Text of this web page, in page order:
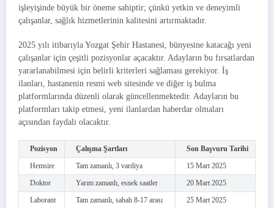
işleyişinde büyük bir öneme sahiptir; çünkü yetkin ve deneyimli
çalışanlar, sağlık hizmetlerinin kalitesini artırmaktadır.
2025 yılı itibarıyla Yozgat Şehir Hastanesi, bünyesine katacağı yeni
çalışanlar için çeşitli pozisyonlar açacaktır. Adayların bu fırsatlardan
yararlanabilmesi için belirli kriterleri sağlaması gerekiyor. İş
ilanları, hastanenin resmi web sitesinde ve diğer iş bulma
platformlarında düzenli olarak güncellenmektedir. Adayların bu
platformları takip etmesi, yeni ilanlardan haberdar olmaları
açısından faydalı olacaktır.
Pozisyon Çalışma Şartları
Son Başvuru Tarihi
Hemsire
Tam zamanlı, 3 vardiya
15 Mart 2025
Doktor
Yarım zamanlı, esnek saatler
20 Mart 2025
Laborant
Tam zamanlı, sabah 8-17 arası 25 Mart 2025